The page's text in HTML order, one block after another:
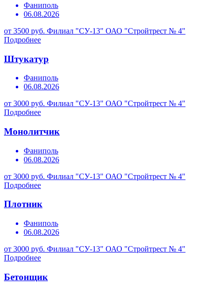
Фаниполь
06.08.2026
от 3500 руб. Филиал "СУ-13" ОАО "Стройтрест № 4"
Подробнее
Штукатур
Фаниполь
06.08.2026
от 3000 руб. Филиал "СУ-13" ОАО "Стройтрест № 4"
Подробнее
Монолитчик
Фаниполь
06.08.2026
от 3000 руб. Филиал "СУ-13" ОАО "Стройтрест № 4"
Подробнее
Плотник
Фаниполь
06.08.2026
от 3000 руб. Филиал "СУ-13" ОАО "Стройтрест № 4"
Подробнее
Бетонщик